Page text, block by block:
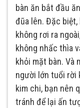
bàn ăn bắt đầu
đũa lên. Đặc
không rơi ra
không nhấc thìa
khỏi mặt bàn. Và
người lớn tuổi rời
kim chi, bạn nên
tránh để lại ấn